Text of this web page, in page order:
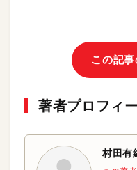
この記
著者プロフィ
村田有